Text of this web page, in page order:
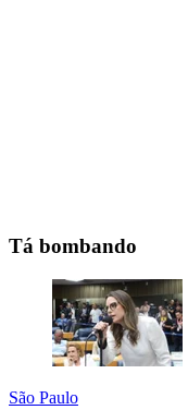
Tá bombando
São Paulo